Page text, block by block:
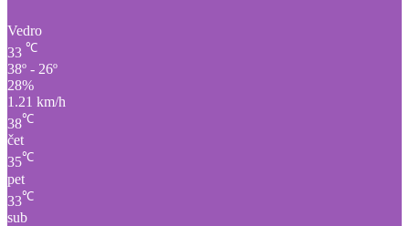
Vedro
33 ℃
38º - 26º
28%
1.21 km/h
38℃
čet
35℃
pet
33℃
sub